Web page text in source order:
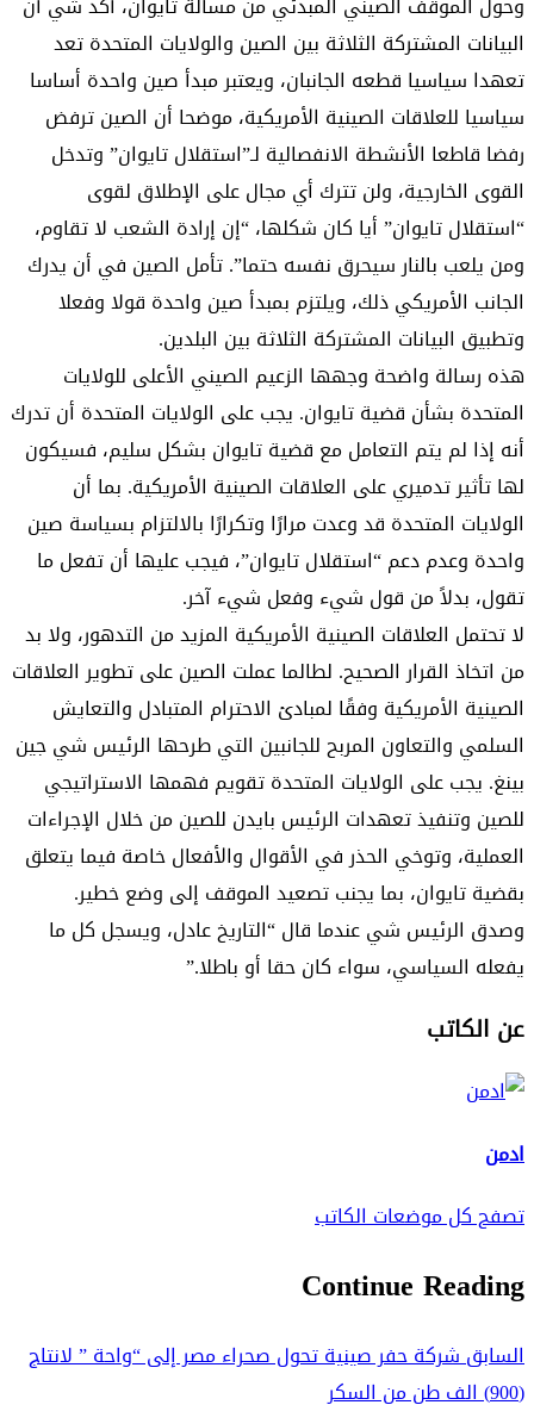
البيانات المشتركة الثلاثة بين الصين والولايات المتحدة تعد
تعهدا سياسيا قطعه الجانبان، ويعتبر مبدأ صين واحدة أساسا
سياسيا للعلاقات الصينية الأمريكية، موضحا أن الصين ترفض
رفضا قاطعا الأنشطة الانفصالية لـ”استقلال تايوان” وتدخل
القوى الخارجية، ولن تترك أي مجال على الإطلاق لقوى
“استقلال تايوان” أيا كان شكلها، “إن إرادة الشعب لا تقاوم،
ومن يلعب بالنار سيحرق نفسه حتما”. تأمل الصين في أن يدرك
الجانب الأمريكي ذلك، ويلتزم بمبدأ صين واحدة قولا وفعلا
وتطبيق البيانات المشتركة الثلاثة بين البلدين.
هذه رسالة واضحة وجهها الزعيم الصيني الأعلى للولايات
المتحدة بشأن قضية تايوان. يجب على الولايات المتحدة أن تدرك
أنه إذا لم يتم التعامل مع قضية تايوان بشكل سليم، فسيكون
لها تأثير تدميري على العلاقات الصينية الأمريكية. بما أن
الولايات المتحدة قد وعدت مرارًا وتكرارًا بالالتزام بسياسة صين
واحدة وعدم دعم “استقلال تايوان”، فيجب عليها أن تفعل ما
تقول، بدلاً من قول شيء وفعل شيء آخر.
لا تحتمل العلاقات الصينية الأمريكية المزيد من التدهور، ولا بد
من اتخاذ القرار الصحيح. لطالما عملت الصين على تطوير العلاقات
الصينية الأمريكية وفقًا لمبادئ الاحترام المتبادل والتعايش
السلمي والتعاون المربح للجانبين التي طرحها الرئيس شي جين
بينغ. يجب على الولايات المتحدة تقويم فهمها الاستراتيجي
للصين وتنفيذ تعهدات الرئيس بايدن للصين من خلال الإجراءات
العملية، وتوخي الحذر في الأقوال والأفعال خاصة فيما يتعلق
بقضية تايوان، بما يجنب تصعيد الموقف إلى وضع خطير.
وصدق الرئيس شي عندما قال “التاريخ عادل، ويسجل كل ما
يفعله السياسي، سواء كان حقا أو باطلا.”
عن الكاتب
ادمن
تصفح كل موضعات الكاتب
Continue Reading
السابقشركة حفر صينية تحول صحراء مصر إلى “واحة ” لانتاج
(900) الف طن من السكر